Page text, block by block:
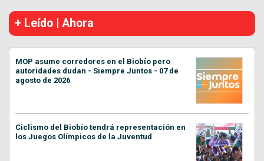
+ Leído | Ahora
MOP asume corredores en el Biobío pero
autoridades dudan - Siempre Juntos - 07 de
agosto de 2026
Ciclismo del Biobío tendrá representación en
los Juegos Olímpicos de la Juventud